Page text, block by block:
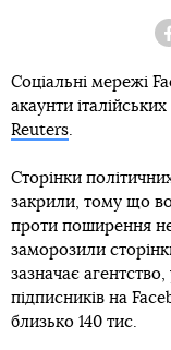
Соціальні мережі
акаунти
Reuters
Сторінки
закрили, тому що
проти поширення
заморозили
зазначає
підписників на
близько 140 тис.